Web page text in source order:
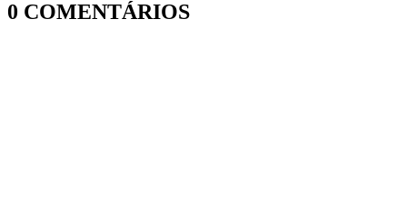
0 COMENTÁRIOS